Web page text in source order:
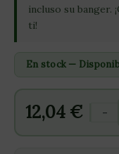
incluso su banger.
ti!
En stock —
12,04 € -